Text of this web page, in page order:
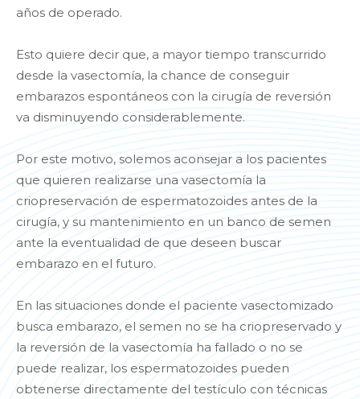
años de operado.
Esto quiere decir que, a mayor tiempo transcurrido
desde la vasectomía, la chance de conseguir
embarazos espontáneos con la cirugía de reversión
va disminuyendo considerablemente.
Por este motivo, solemos aconsejar a los pacientes
que quieren realizarse una vasectomía la
criopreservación de espermatozoides antes de la
cirugía, y su mantenimiento en un banco de semen
ante la eventualidad de que deseen buscar
embarazo en el futuro.
En las situaciones donde el paciente vasectomizado
busca embarazo, el semen no se ha criopreservado y
la reversión de la vasectomía ha fallado o no se
puede realizar, los espermatozoides pueden
obtenerse directamente del testículo con técnicas